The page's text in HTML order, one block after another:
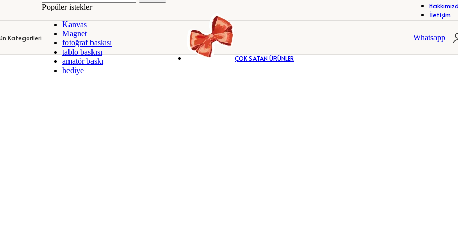
DEKORATİF KANVAS TABLOLAR KİŞİYE ÖZEL KUPA BARDAKLAR ÇERÇEVELER
FOTOĞRAF ALBÜMLERİ
DEKORATİF KANVAS TABLOLAR KİŞİYE ÖZEL KUPA BARDAKLAR
İletişim
Kategorileri
Popüler istekler
Kanvas
Magnet
fotoğraf baskısı
tablo baskısı
amatör baskı
hediye
ÇOK SATAN ÜRÜNLER
Whatsapp